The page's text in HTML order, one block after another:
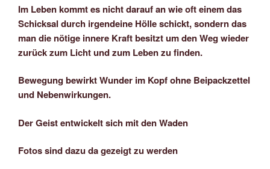
Im Leben kommt es nicht darauf an wie oft einem das
Schicksal durch irgendeine Hölle schickt, sondern das
man die nötige innere Kraft besitzt um den Weg wieder
zurück zum Licht und zum Leben zu finden.
Bewegung bewirkt Wunder im Kopf ohne Beipackzettel
und Nebenwirkungen.
Der Geist entwickelt sich mit den Waden
Fotos sind dazu da gezeigt zu werden